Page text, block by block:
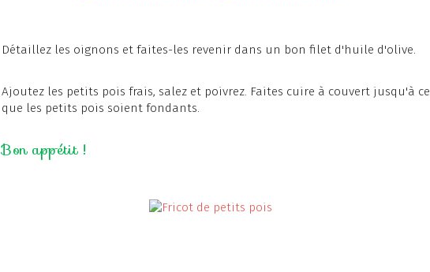
Détaillez les oignons et faites-les revenir dans un bon filet d'huile d'olive.
Ajoutez les petits pois frais, salez et poivrez. Faites cuire à couvert jusqu'à ce
que les petits pois soient fondants.
Bon appétit !